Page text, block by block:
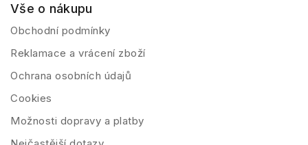
Vše o nákupu
Obchodní podmínky
Reklamace a vrácení zboží
Ochrana osobních údajů
Cookies
Možnosti dopravy a platby